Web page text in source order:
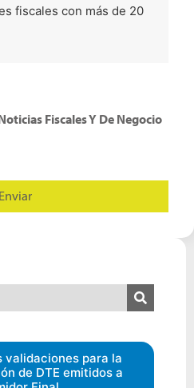
fiscales con más de 20
Fiscales Y De Negocio
Enviar
validaciones para la
de DTE emitidos a